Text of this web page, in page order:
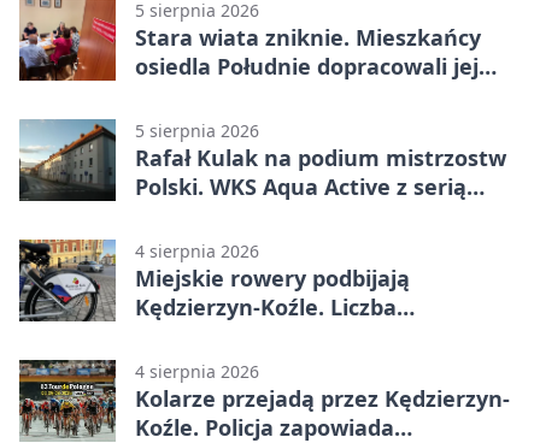
5 sierpnia 2026
Stara wiata zniknie. Mieszkańcy
osiedla Południe dopracowali jej
5 sierpnia 2026
Rafał Kulak na podium mistrzostw
Polski. WKS Aqua Active z serią
4 sierpnia 2026
Miejskie rowery podbijają
Kędzierzyn-Koźle. Liczba
4 sierpnia 2026
Kolarze przejadą przez Kędzierzyn-
Koźle. Policja zapowiada